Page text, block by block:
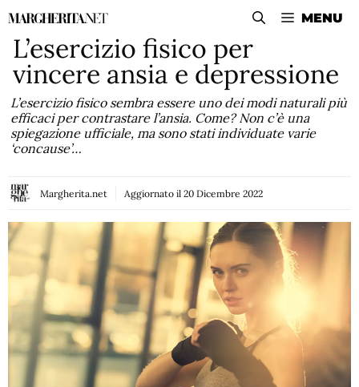
Vai
contenuto
MENU
L’esercizio fisico per
vincere ansia e depressione
L’esercizio fisico sembra essere uno dei modi naturali più
efficaci per contrastare l’ansia. Come? Non c’è una
spiegazione ufficiale, ma sono stati individuate varie
‘concause’…
Margherita.net Aggiornato il 20 Dicembre 2022